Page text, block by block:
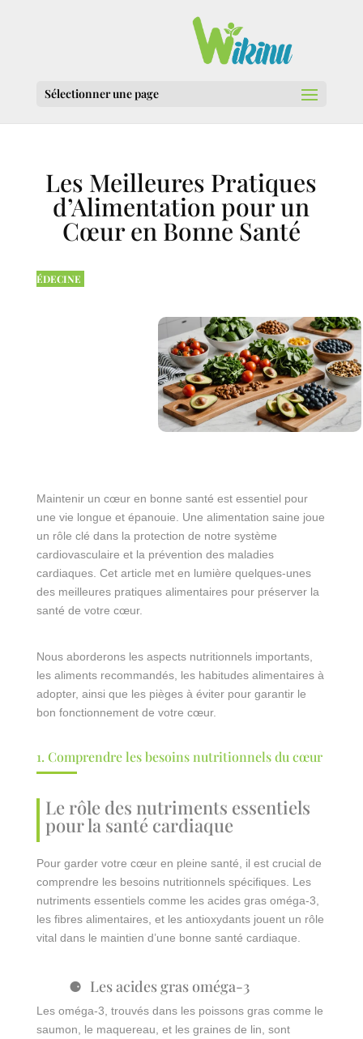
Sélectionner une page
Les Meilleures Pratiques
d’Alimentation pour un
Cœur en Bonne Santé
ÉDECINE
Maintenir un cœur en bonne santé est essentiel pour
une vie longue et épanouie. Une alimentation saine joue
un rôle clé dans la protection de notre système
cardiovasculaire et la prévention des maladies
cardiaques. Cet article met en lumière quelques-unes
des meilleures pratiques alimentaires pour préserver la
santé de votre cœur.
Nous aborderons les aspects nutritionnels importants,
les aliments recommandés, les habitudes alimentaires à
adopter, ainsi que les pièges à éviter pour garantir le
bon fonctionnement de votre cœur.
1. Comprendre les besoins nutritionnels du cœur
Le rôle des nutriments essentiels
pour la santé cardiaque
Pour garder votre cœur en pleine santé, il est crucial de
comprendre les besoins nutritionnels spécifiques. Les
nutriments essentiels comme les acides gras oméga-3,
les fibres alimentaires, et les antioxydants jouent un rôle
vital dans le maintien d’une bonne santé cardiaque.
Les acides gras oméga-3
Les oméga-3, trouvés dans les poissons gras comme le
saumon, le maquereau, et les graines de lin, sont